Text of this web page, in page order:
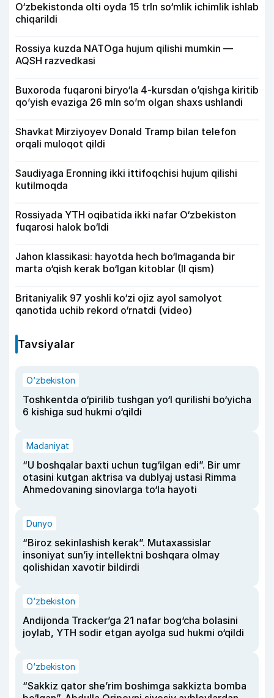
O‘zbekistonda olti oyda 15 trln so‘mlik ichimlik ishlab
chiqarildi
Rossiya kuzda NATOga hujum qilishi mumkin —
AQSH razvedkasi
Buxoroda fuqaroni biryo‘la 4-kursdan o’qishga kiritib
qo’yish evaziga 26 mln so’m olgan shaxs ushlandi
Shavkat Mirziyoyev Donald Tramp bilan telefon
orqali muloqot qildi
Saudiyaga Eronning ikki ittifoqchisi hujum qilishi
kutilmoqda
Rossiyada YTH oqibatida ikki nafar O‘zbekiston
fuqarosi halok bo‘ldi
Jahon klassikasi: hayotda hech bo‘lmaganda bir
marta o‘qish kerak bo‘lgan kitoblar (II qism)
Britaniyalik 97 yoshli ko‘zi ojiz ayol samolyot
qanotida uchib rekord o‘rnatdi (video)
Tavsiyalar
O‘zbekiston
Toshkentda o‘pirilib tushgan yo‘l qurilishi bo‘yicha
6 kishiga sud hukmi o‘qildi
Madaniyat
“U boshqalar baxti uchun tug‘ilgan edi”. Bir umr
otasini kutgan aktrisa va dublyaj ustasi Rimma
Ahmedovaning sinovlarga to‘la hayoti
Dunyo
“Biroz sekinlashish kerak”. Mutaxassislar
insoniyat sun’iy intellektni boshqara olmay
qolishidan xavotir bildirdi
O‘zbekiston
Andijonda Tracker’ga 21 nafar bog‘cha bolasini
joylab, YTH sodir etgan ayolga sud hukmi o‘qildi
O‘zbekiston
“Sakkiz qator she’rim boshimga sakkizta bomba